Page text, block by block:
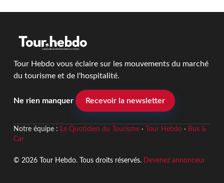
Tour Hebdo vous éclaire sur les mouvements du marché
du tourisme et de l'hospitalité.
Ne rien manquer Recevoir la newsletter
Notre équipe : Le Quotidien du Tourisme· Tour Hebdo· Bus &
Car
© 2026 Tour Hebdo. Tous droits réservés. Devenez annonceur